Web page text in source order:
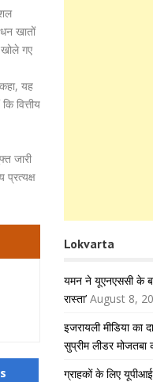
खातों
गए
यह
वित्तीय
जारी
प्रत्यक्ष
Lokvarta
यमन ने यूएनएससी के
रास्ता’ August 8,
इजरायली मीडिया का
सुप्रीम लीडर मोजतबा
ग्राहकों के लिए